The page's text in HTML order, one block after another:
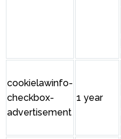
cookielawinfo-
checkbox-
advertisement
1 year